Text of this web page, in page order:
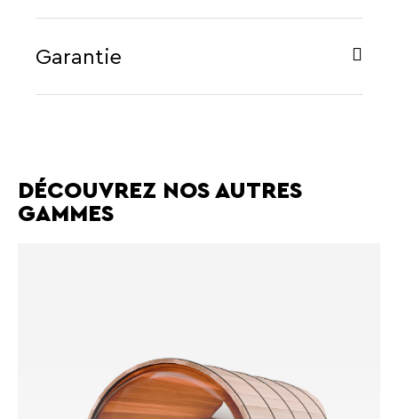
Garantie
DÉCOUVREZ NOS AUTRES
GAMMES